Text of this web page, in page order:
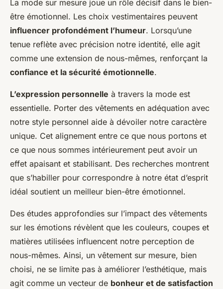
La mode sur mesure joue un rôle décisif dans le bien-
être émotionnel. Les choix vestimentaires peuvent
influencer profondément l’humeur. Lorsqu’une
tenue reflète avec précision notre identité, elle agit
comme une extension de nous-mêmes, renforçant la
confiance et la sécurité émotionnelle.
L’expression personnelle à travers la mode est
essentielle. Porter des vêtements en adéquation avec
notre style personnel aide à dévoiler notre caractère
unique. Cet alignement entre ce que nous portons et
ce que nous sommes intérieurement peut avoir un
effet apaisant et stabilisant. Des recherches montrent
que s’habiller pour correspondre à notre état d’esprit
idéal soutient un meilleur bien-être émotionnel.
Des études approfondies sur l’impact des vêtements
sur les émotions révèlent que les couleurs, coupes et
matières utilisées influencent notre perception de
nous-mêmes. Ainsi, un vêtement sur mesure, bien
choisi, ne se limite pas à améliorer l’esthétique, mais
agit comme un vecteur de bonheur et de satisfaction